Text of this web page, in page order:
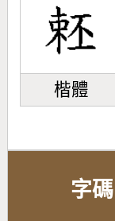
楷體
字碼